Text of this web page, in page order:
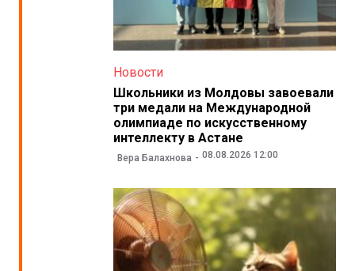
Новости
Школьники из Молдовы завоевали
три медали на Международной
олимпиаде по искусственному
интеллекту в Астане
Вера Балахнова 08.08.2026 12:00